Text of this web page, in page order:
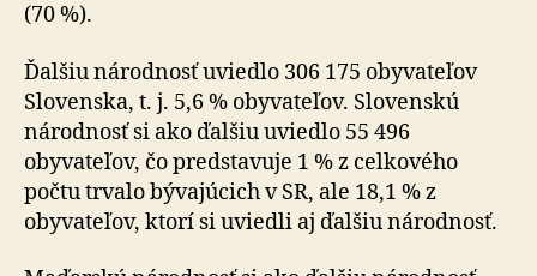
(70 %).
Ďalšiu národnosť uviedlo 306 175 obyvateľov
Slovenska, t. j. 5,6 % obyvateľov. Slovenskú
národnosť si ako ďalšiu uviedlo 55 496
obyvateľov, čo predstavuje 1 % z celkového
počtu trvalo bývajúcich v SR, ale 18,1 % z
obyvateľov, ktorí si uviedli aj ďalšiu národnosť.